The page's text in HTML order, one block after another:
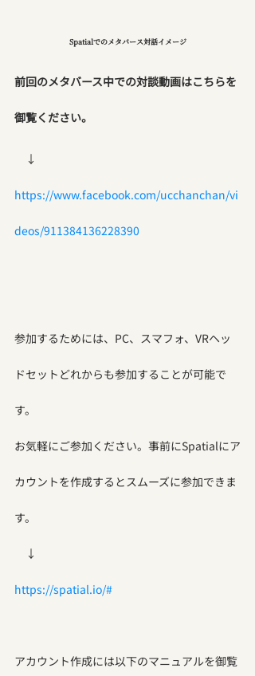
Spatialでのメタバース対話イメージ
前回のメタバース中での対談動画はこちらを
御覧ください。
↓
https://www.facebook.com/ucchanchan/vi
deos/911384136228390
参加するためには、PC、スマフォ、VRヘッ
ドセットどれからも参加することが可能で
す。
お気軽にご参加ください。事前にSpatialにア
カウントを作成するとスムーズに参加できま
す。
↓
https://spatial.io/#
アカウント作成には以下のマニュアルを御覧